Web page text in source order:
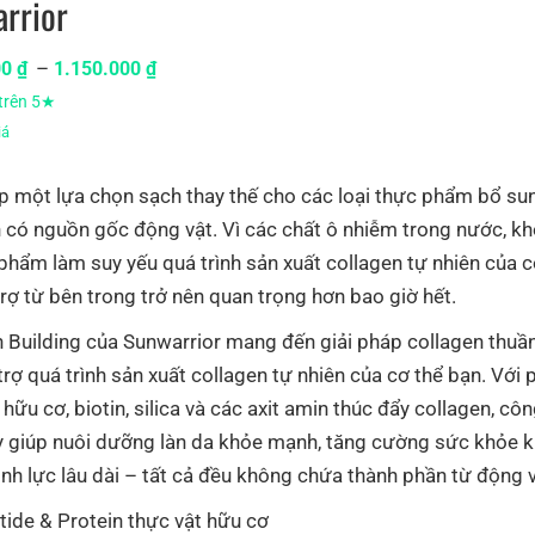
₫ – 1.150.000₫
5★
một lựa chọn sạch thay thế cho các loại thực phẩm bổ
có nguồn gốc động vật. Vì các chất ô nhiễm trong nước,
làm suy yếu quá trình sản xuất collagen tự nhiên của
từ bên trong trở nên quan trọng hơn bao giờ hết.
Building của Sunwarrior mang đến giải pháp collagen
quá trình sản xuất collagen tự nhiên của cơ thể bạn. Với
cơ, biotin, silica và các axit amin thúc đẩy collagen,
giúp nuôi dưỡng làn da khỏe mạnh, tăng cường sức khỏe
lực lâu dài – tất cả đều không chứa thành phần từ động
& Protein thực vật hữu cơ